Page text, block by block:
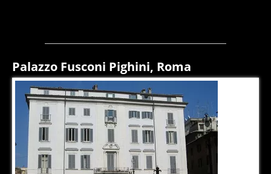
Palazzo Fusconi Pighini, Roma